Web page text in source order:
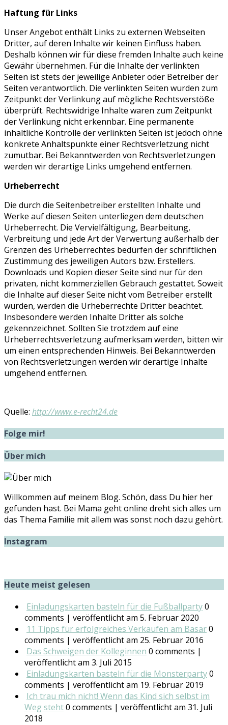
Haftung für Links
Unser Angebot enthält Links zu externen Webseiten
Dritter, auf deren Inhalte wir keinen Einfluss haben.
Deshalb können wir für diese fremden Inhalte auch keine
Gewähr übernehmen. Für die Inhalte der verlinkten
Seiten ist stets der jeweilige Anbieter oder Betreiber der
Seiten verantwortlich. Die verlinkten Seiten wurden zum
Zeitpunkt der Verlinkung auf mögliche Rechtsverstöße
überprüft. Rechtswidrige Inhalte waren zum Zeitpunkt
der Verlinkung nicht erkennbar. Eine permanente
inhaltliche Kontrolle der verlinkten Seiten ist jedoch ohne
konkrete Anhaltspunkte einer Rechtsverletzung nicht
zumutbar. Bei Bekanntwerden von Rechtsverletzungen
werden wir derartige Links umgehend entfernen.
Urheberrecht
Die durch die Seitenbetreiber erstellten Inhalte und
Werke auf diesen Seiten unterliegen dem deutschen
Urheberrecht. Die Vervielfältigung, Bearbeitung,
Verbreitung und jede Art der Verwertung außerhalb der
Grenzen des Urheberrechtes bedürfen der schriftlichen
Zustimmung des jeweiligen Autors bzw. Erstellers.
Downloads und Kopien dieser Seite sind nur für den
privaten, nicht kommerziellen Gebrauch gestattet. Soweit
die Inhalte auf dieser Seite nicht vom Betreiber erstellt
wurden, werden die Urheberrechte Dritter beachtet.
Insbesondere werden Inhalte Dritter als solche
gekennzeichnet. Sollten Sie trotzdem auf eine
Urheberrechtsverletzung aufmerksam werden, bitten wir
um einen entsprechenden Hinweis. Bei Bekanntwerden
von Rechtsverletzungen werden wir derartige Inhalte
umgehend entfernen.
Quelle: http://www.e-recht24.de
Folge mir!
Über mich
Willkommen auf meinem Blog. Schön, dass Du hier her
gefunden hast. Bei Mama geht online dreht sich alles um
das Thema Familie mit allem was sonst noch dazu gehört.
Instagram
Heute meist gelesen
Einladungskarten basteln für die Fußballparty0
comments | veröffentlicht am 5. Februar 2020
11 Tipps für erfolgreiches Verkaufen am Basar0
comments | veröffentlicht am 25. Februar 2016
Das Schweigen der Kolleginnen 0 comments |
veröffentlicht am 3. Juli 2015
Einladungskarten basteln für die Monsterparty0
comments | veröffentlicht am 19. Februar 2019
Ich trau mich nicht! Wenn das Kind sich selbst im
Weg steht0 comments | veröffentlicht am 31. Juli
2018